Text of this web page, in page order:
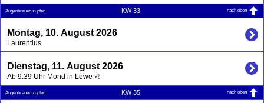
Augenbrauen zupfen KW 33 nach oben
Montag, 10. August 2026
Laurentius
Dienstag, 11. August 2026
Ab 9:39 Uhr Mond in Löwe ♌
Augenbrauen zupfen KW 35 nach oben